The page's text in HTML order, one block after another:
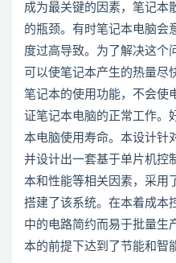
成为最关键的因素，笔记本
的瓶颈。有时笔记本电脑会
度过高导致。为了解决这个
可以使笔记本产生的热量尽
笔记本的使用功能，不会使
证笔记本电脑的正常工作。
本电脑使用寿命。本设计针
并设计出一套基于单片机控
本和性能等相关因素，采用
搭建了该系统。在本着成本
中的电路简约而易于批量生
本的前提下达到了节能和智